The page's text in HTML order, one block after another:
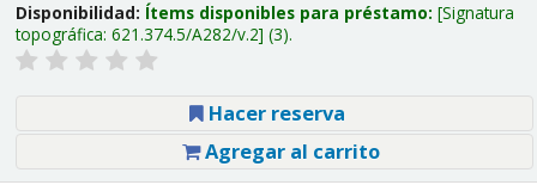
Disponibilidad: Ítems disponibles para préstamo: Signatura
topográfica: 621.374.5/A282/v.2 (3).
Hacer reserva
Agregar al carrito